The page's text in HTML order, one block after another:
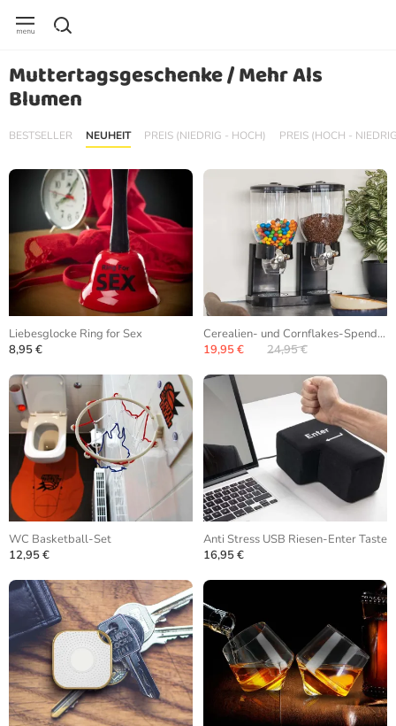
Muttertagsgeschenke / Mehr Als
Blumen
BESTSELLER NEUHEIT PREIS (NIEDRIG - HOCH) PREIS (HOCH -
Liebesglocke Ring for Sex
8,95 €
Cerealien- und Cornflakes-Spender
19,95 €
24,95 €
WC Basketball-Set
12,95 €
Anti Stress USB Riesen-Enter Taste
16,95 €